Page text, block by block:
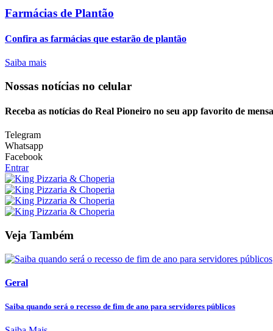
Farmácias de Plantão
Confira as farmácias que estarão de plantão
Saiba mais
Nossas notícias no celular
Receba as notícias do Real Pioneiro no seu app favorito de
Telegram
Whatsapp
Facebook
Entrar
Veja Também
Geral
Saiba quando será o recesso de fim de ano para servidores públicos